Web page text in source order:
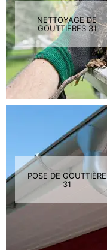
NETTOYAGE DE
GOUTTIÈRES 31
POSE DE GOUTTIÈRE
31